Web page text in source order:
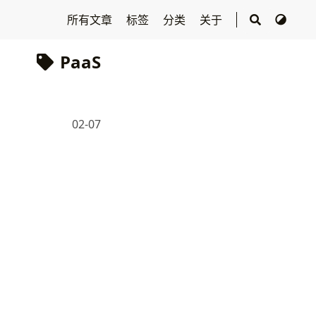
所有文章 标签 分类 关于
PaaS
02-07